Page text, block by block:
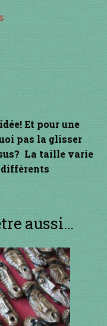
Et pour une
pas la glisser
La taille varie
aussi…